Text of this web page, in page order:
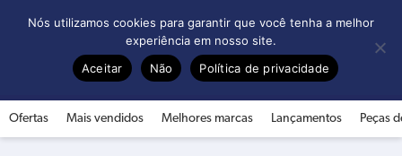
Ofertas Mais vendidos Melhores marcas Lançamentos Peças
Nós utilizamos cookies para garantir que você tenha a melhor
experiência em nosso site.
Aceitar
Não Política de privacidade